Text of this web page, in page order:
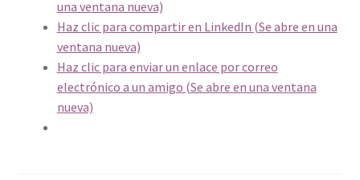
una ventana nueva)
Haz clic para compartir en LinkedIn (Se abre en una
ventana nueva)
Haz clic para enviar un enlace por correo
electrónico a un amigo (Se abre en una ventana
nueva)